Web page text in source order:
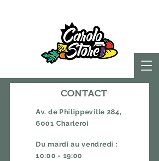
CONTACT
Av. de Philippeville 284,
6001 Charleroi
Du mardi au vendredi :
10:00 - 19:00